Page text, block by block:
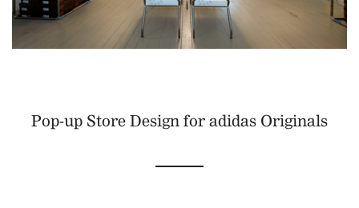
Pop-up Store Design for adidas Originals